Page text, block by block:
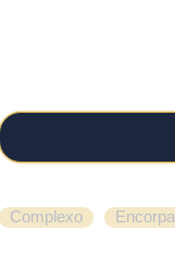
Complexo